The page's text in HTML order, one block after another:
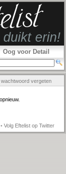
Oog voor Detail
wachtwoord vergeten
• Volg Eftelist op Twitter